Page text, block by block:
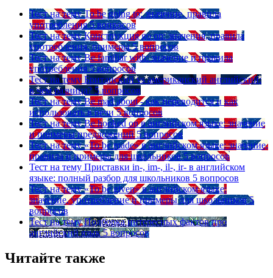
Тест на тему To be going to: значение, правила
употребления 5 вопросов
Тест на тему Конструкция go on: значения, правила
употребления, примеры 5 вопросов
Тест на тему Be familiar with: значение и правила
употребления 5 вопросов
Тест на тему Британский vs американский английский:
в чем разница? 5 вопросов
Тест на тему Be mad about - как переводится и как
использовать в речи 5 вопросов
Тест на тему Be hooked on в английском языке: значение
и примеры предложений 5 вопросов
Тест на тему «To be made» в английском языке: значение,
правила и примеры для школьников 5 вопросов
Тест на тему Приставки in-, im-, il-, ir- в английском
языке: полный разбор для школьников 5 вопросов
Тест на тему «To be given» в английском языке:
значение, употребление и примеры для школьников 5
вопросов
Тест на тему Подборка интересных фактов про
английский язык 5 вопросов
Читайте также